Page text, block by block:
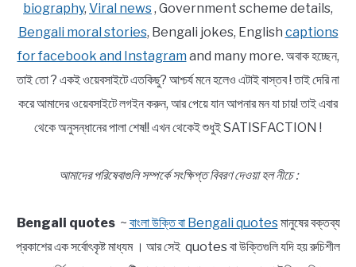
biography, Viral news, Government scheme details,
Bengali moral stories, Bengali jokes, English captions
for facebook and Instagram and many more. অবাক হচ্ছেন,
তাই তো ? একই ওয়েবসাইটে এতকিছু? আশ্চর্য মনে হলেও এটাই বাস্তব ! তাই দেরি না
করে আমাদের ওয়েবসাইটে লগইন করুন, আর পেয়ে যান আপনার মন যা চায়! তাই এবার
থেকে অনুসন্ধানের পালা শেষ!! এখন থেকেই শুধুই SATISFACTION !
আমাদের পরিষেবাগুলি সম্পর্কে সংক্ষিপ্ত বিবরণ দেওয়া হল নীচে :
Bengali quotes~ বাংলা উক্তি বা Bengali quotesমানুষের বক্তব্য
প্রকাশের এক সর্বোৎকৃষ্ট মাধ্যম । আর সেই quotes বা উক্তিগুলি যদি হয় রুচিশীল